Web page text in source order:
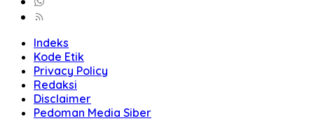
Indeks
Kode Etik
Privacy Policy
Redaksi
Disclaimer
Pedoman Media Siber